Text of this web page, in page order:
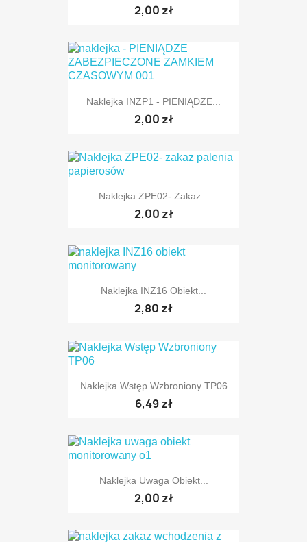
2,00 zł
Naklejka INZP1 - PIENIĄDZE...
2,00 zł
Naklejka ZPE02- Zakaz...
2,00 zł
Naklejka INZ16 Obiekt...
2,80 zł
Naklejka Wstęp Wzbroniony TP06
6,49 zł
Naklejka Uwaga Obiekt...
2,00 zł